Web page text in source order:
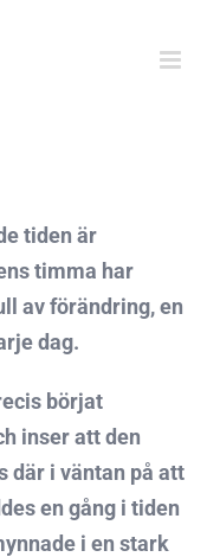
tiden är
timma har
av förändring, en
dag.
börjat
inser att den
där i väntan på att
en gång i tiden
i en stark